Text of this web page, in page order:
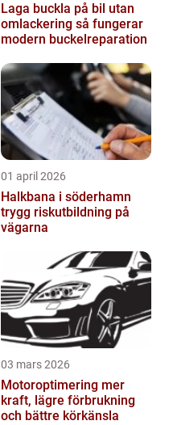
Laga buckla på bil utan
omlackering så fungerar
modern buckelreparation
01 april 2026
Halkbana i söderhamn
trygg riskutbildning på
vägarna
03 mars 2026
Motoroptimering mer
kraft, lägre förbrukning
och bättre körkänsla